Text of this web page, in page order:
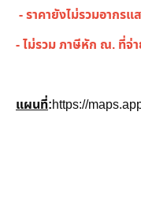
- ราคายังไม่รวมอากรแ
- ไม่รวม ภาษีหัก ณ. ที่จ่
แผนที่:https://